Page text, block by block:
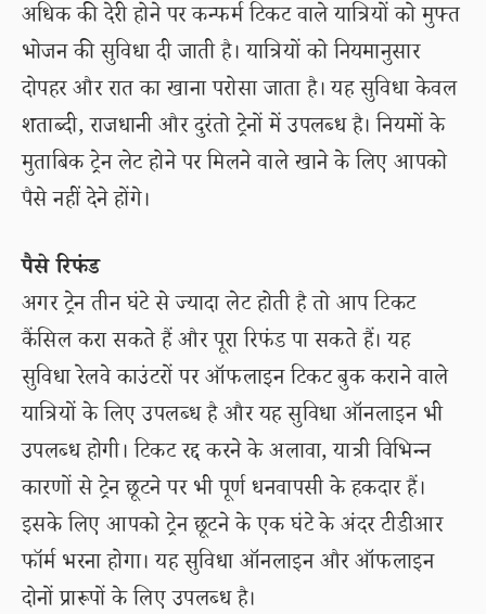
अधिक की देरी होने पर कन्फर्म टिकट वाले यात्रियों को मुफ्त
भोजन की सुविधा दी जाती है। यात्रियों को नियमानुसार
दोपहर और रात का खाना परोसा जाता है। यह सुविधा केवल
शताब्दी, राजधानी और दुरंतो ट्रेनों में उपलब्ध है। नियमों के
मुताबिक ट्रेन लेट होने पर मिलने वाले खाने के लिए आपको
पैसे नहीं देने होंगे।
पैसे रिफंड
अगर ट्रेन तीन घंटे से ज्यादा लेट होती है तो आप टिकट
कैंसिल करा सकते हैं और पूरा रिफंड पा सकते हैं। यह
सुविधा रेलवे काउंटरों पर ऑफलाइन टिकट बुक कराने वाले
यात्रियों के लिए उपलब्ध है और यह सुविधा ऑनलाइन भी
उपलब्ध होगी। टिकट रद्द करने के अलावा, यात्री विभिन्न
कारणों से ट्रेन छूटने पर भी पूर्ण धनवापसी के हकदार हैं।
इसके लिए आपको ट्रेन छूटने के एक घंटे के अंदर टीडीआर
फॉर्म भरना होगा। यह सुविधा ऑनलाइन और ऑफलाइन
दोनों प्रारूपों के लिए उपलब्ध है।